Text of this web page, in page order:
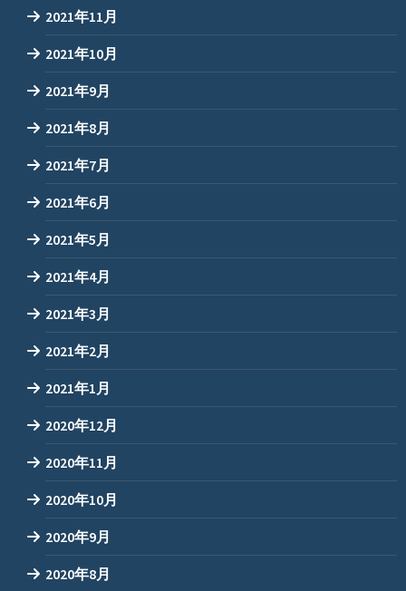
2021年11月
2021年10月
2021年9月
2021年8月
2021年7月
2021年6月
2021年5月
2021年4月
2021年3月
2021年2月
2021年1月
2020年12月
2020年11月
2020年10月
2020年9月
2020年8月